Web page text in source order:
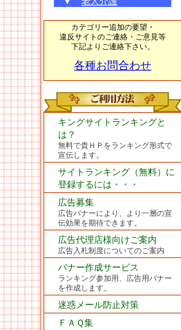
カテゴリー追加の要望・
違反サイトのご連絡・ご意見等
下記よりご連絡下さい。
各種お問合わせ
キングサイトランキングと
は？
無料で貴ＨＰをランキング形式で
宣伝します。
サイトランキング（無料）に
登録するには・・・
広告募集
広告バナーにより、より一層の宣
伝効果を期待できます。
広告代理店様向けご案内
広告入札制度についてのご案内
バナー作成サービス
ランキング参加用、広告用バナー
を作成します。
迷惑メール防止対策
ＦＡＱ集